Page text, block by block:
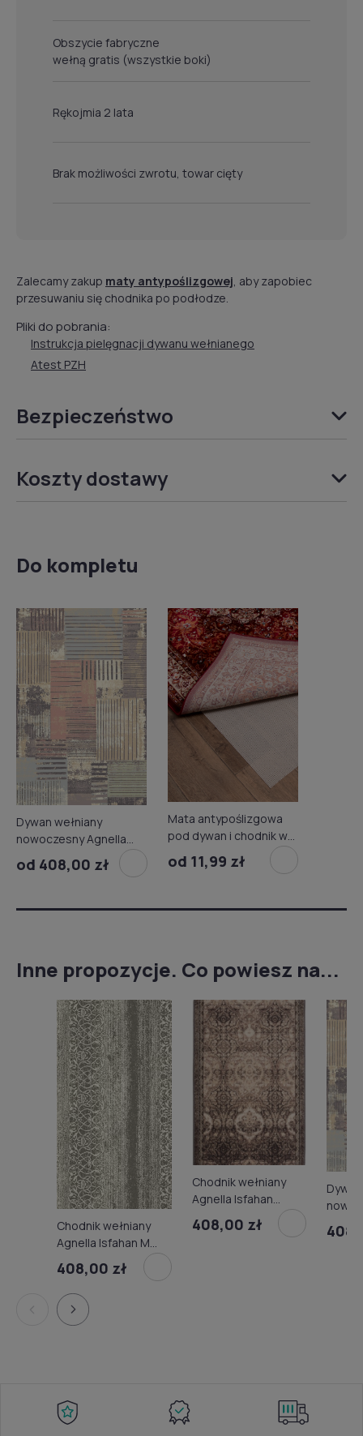
Obszycie fabryczne
wełną gratis (wszystkie boki)
Rękojmia 2 lata
Brak możliwości zwrotu, towar cięty
Zalecamy zakup maty antypoślizgowej, aby zapobiec
przesuwaniu się chodnika po podłodze.
Pliki do pobrania:
Instrukcja pielęgnacji dywanu wełnianego
Atest PZH
Bezpieczeństwo
Koszty dostawy
Do kompletu
Dywan wełniany
nowoczesny Agnella
Isfahan Canens
piaskowy
od 408,00 zł
Mata antypoślizgowa
pod dywan i chodnik w
rolce
od 11,99 zł
Inne propozycje. Co powiesz na...
Chodnik wełniany
Agnella Isfahan M
Ladan antracyt
408,00 zł
Chodnik wełniany
Agnella Isfahan
Temis piaskowy
408,00 zł